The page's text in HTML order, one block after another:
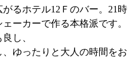
るホテル12Ｆのバー。21時
ーカーで作る本格派です。
し、
ゆったりと大人の時間をお